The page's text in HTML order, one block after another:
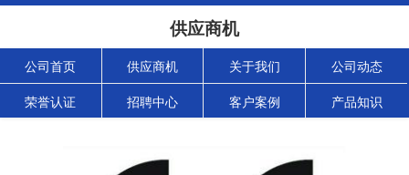
供应商机
公司首页 供应商机 关于我们 公司动态
荣誉认证 招聘中心 客户案例 产品知识